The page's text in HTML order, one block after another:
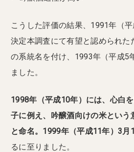
こうした評価の結果、1991年（
決定本調査にて有望と認められた
の系統名を付け、1993年（平成5
ました。
1998年（平成10年）には、心白
子に例え、吟醸酒向けの米という
と命名。1999年（平成11年）3月
るに至りました。